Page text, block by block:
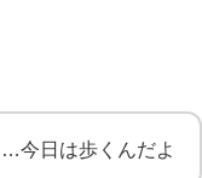
…今日は歩くんだよ